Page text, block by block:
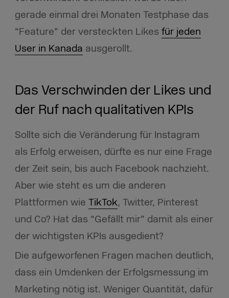
gerade einmal drei Monaten Testphase das
“Feature” der versteckten Likes für jeden
User in Kanada ausgerollt.
Das Verschwinden der Likes und
der Ruf nach qualitativen KPIs
Sollte sich die Veränderung für Instagram
als Erfolg erweisen, dürfte es nur eine Frage
der Zeit sein, bis auch Facebook nachzieht.
Aber wie steht es um die anderen
Plattformen wie TikTok, Twitter, Pinterest
und Co? Hat das “Gefällt mir” damit als einer
der wichtigsten KPIs ausgedient?
Die aufgeworfenen Fragen machen deutlich,
dass ein Umdenken der Erfolgsmessung im
Marketing nötig ist. Weniger Quantität, dafür